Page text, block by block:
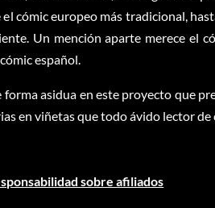
cómic europeo más tradicional,
Un mención aparte merece el
español.
asidua en este proyecto que
en viñetas que todo ávido lector de
sobre afiliados